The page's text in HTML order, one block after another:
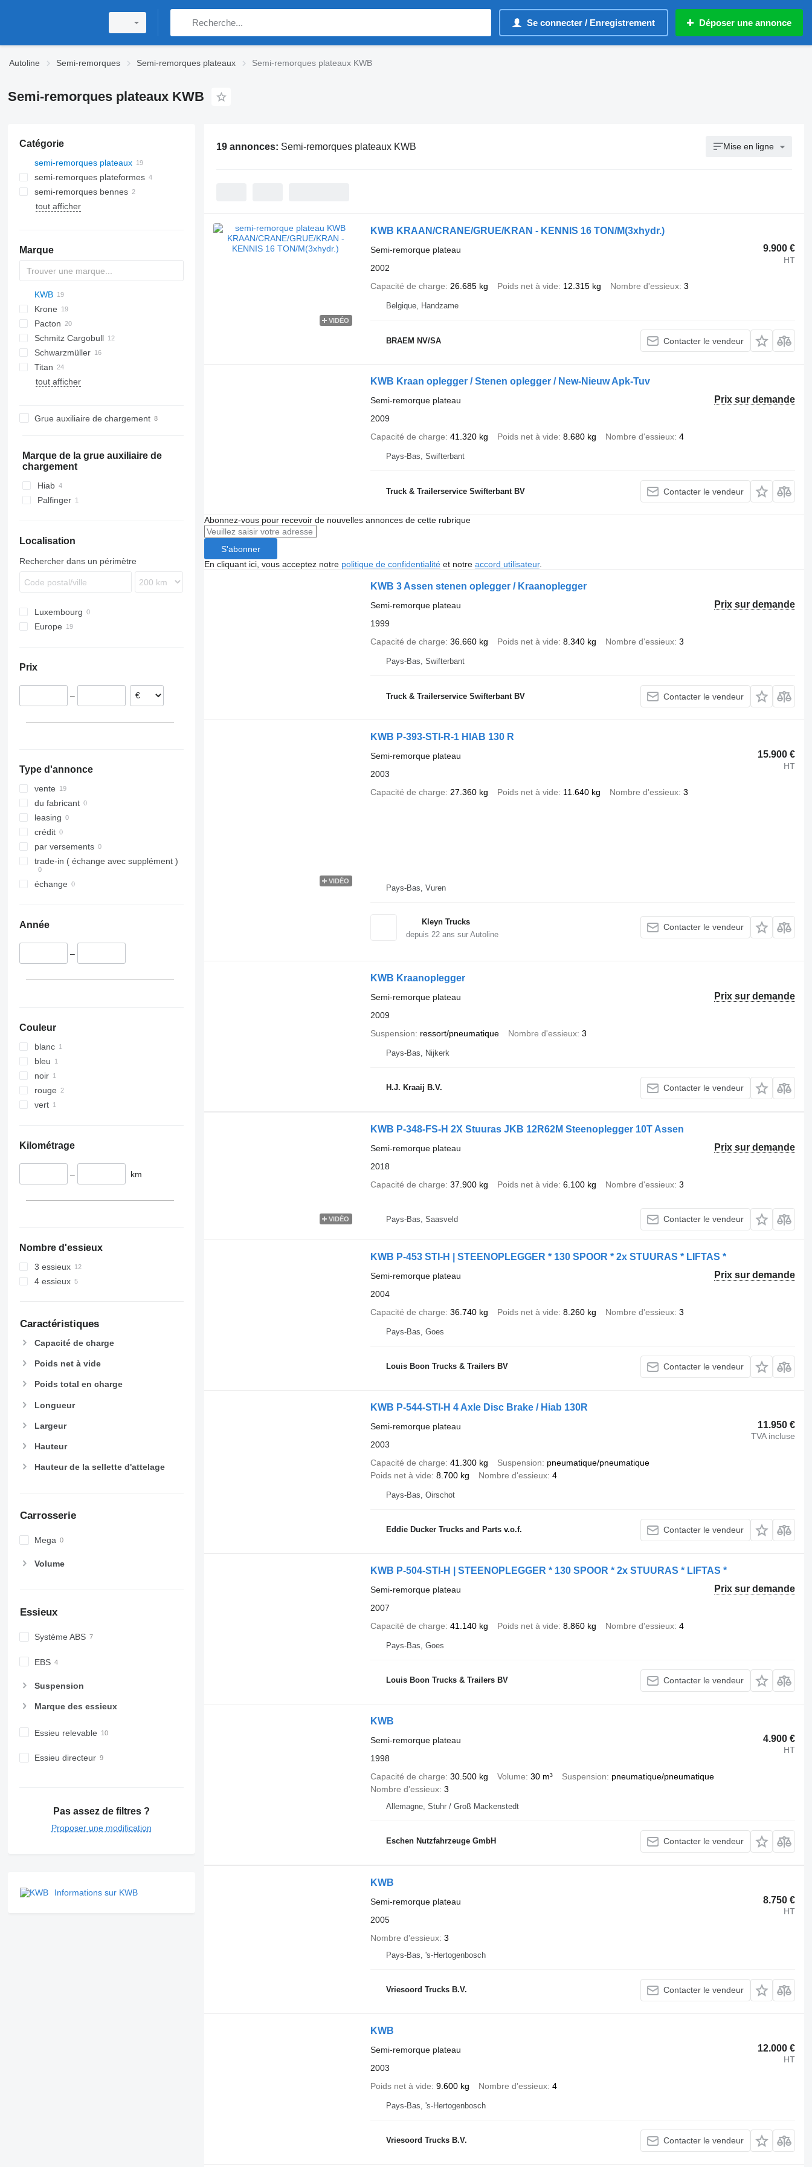
Se connecter / Enregistrement Déposer une annonce
Autoline Semi-remorques Semi-remorques plateaux Semi-remorques plateaux KWB
Semi-remorques plateaux KWB
Catégorie
semi-remorques plateaux
semi-remorques plateformes
semi-remorques bennes
tout afficher
Marque
PS
2 series
TXA
SDS
SZS
FLO
DRO
KWB
D-series
SP
Krone
SD
SDP
SZ
S 24
SN
O-3
MPS
SPL
OVB
Pacton
T-series
TPD
TXD
NV
Schmitz Cargobull
S-series
SCB
SCS
Schwarzmüller
S1
SPA
Titan
VHLO
VO
NS
D-series
tout afficher
Grue auxiliaire de chargement
Marque de la grue auxiliaire de
chargement
Hiab
Palfinger
Localisation
Rechercher dans un périmètre
Luxembourg
Europe
Prix
–
Type d'annonce
vente
du fabricant
leasing
crédit
par versements
trade-in ( échange avec supplément )
échange
Année
–
Couleur
blanc
bleu
noir
rouge
vert
Kilométrage
– km
Nombre d'essieux
3 essieux
4 essieux
Caractéristiques
Capacité de charge
Poids net à vide
Poids total en charge
Longueur
Largeur
Hauteur
Hauteur de la sellette d'attelage
Carrosserie
Mega
Volume
Essieux
Système ABS
EBS
Suspension
Marque des essieux
Essieu relevable
Essieu directeur
Pas assez de filtres ?
Proposer une modification
Informations sur KWB
19 annonces: Semi-remorques plateaux KWB Mise en ligne
VIDÉO
KWB KRAAN/CRANE/GRUE/KRAN - KENNIS 16 TON/M(3xhydr.)
9.900 €
HT
Semi-remorque plateau
2002
Capacité de charge
26.685 kg Poids net à vide 12.315 kg Nombre d'essieux 3
Belgique, Handzame
BRAEM NV/SA Contacter le vendeur
KWB Kraan oplegger / Stenen oplegger / New-Nieuw Apk-Tuv
Prix sur demande
Semi-remorque plateau
2009
Capacité de charge 41.320 kg Poids net à vide 8.680 kg Nombre d'essieux 4
Pays-Bas, Swifterbant
Truck & Trailerservice Swifterbant BV Contacter le vendeur
Abonnez-vous pour recevoir de nouvelles annonces de cette rubrique
S'abonner
En cliquant ici, vous acceptez notre politique de confidentialitéet notre accord utilisateur.
KWB 3 Assen stenen oplegger / Kraanoplegger
Prix sur demande
Semi-remorque plateau
1999
Capacité de charge 36.660 kg Poids net à vide 8.340 kg Nombre d'essieux 3
Pays-Bas, Swifterbant
Truck & Trailerservice Swifterbant BV Contacter le vendeur
VIDÉO
KWB P-393-STI-R-1 HIAB 130 R
15.900 €
HT
Semi-remorque plateau
2003
Capacité de charge
27.360 kg Poids net à vide 11.640 kg Nombre d'essieux 3
Pays-Bas, Vuren
Kleyn Trucks
depuis 22ans sur Autoline
Contacter le vendeur
KWB Kraanoplegger
Prix sur demande
Semi-remorque plateau
2009
Suspension
ressort/pneumatique Nombre d'essieux 3
Pays-Bas, Nijkerk
H.J. Kraaij B.V. Contacter le vendeur
VIDÉO
KWB P-348-FS-H 2X Stuuras JKB 12R62M Steenoplegger 10T Assen
Prix sur demande
Semi-remorque plateau
2018
Capacité de charge 37.900 kg Poids net à vide 6.100 kg Nombre d'essieux 3
Pays-Bas, Saasveld Contacter le vendeur
KWB P-453 STI-H | STEENOPLEGGER * 130 SPOOR * 2x STUURAS * LIFTAS *
Prix sur demande
Semi-remorque plateau
2004
Capacité de charge 36.740 kg Poids net à vide 8.260 kg Nombre d'essieux 3
Pays-Bas, Goes
Louis Boon Trucks & Trailers BV Contacter le vendeur
KWB P-544-STI-H 4 Axle Disc Brake / Hiab 130R
11.950 €
TVA incluse
Semi-remorque plateau
2003
Capacité de charge 41.300 kg Suspension
pneumatique/pneumatique
Poids net à vide 8.700 kg Nombre d'essieux 4
Pays-Bas, Oirschot
Eddie Ducker Trucks and Parts v.o.f. Contacter le vendeur
KWB P-504-STI-H | STEENOPLEGGER * 130 SPOOR * 2x STUURAS * LIFTAS *
Prix sur demande
Semi-remorque plateau
2007
Capacité de charge 41.140 kg Poids net à vide 8.860 kg Nombre d'essieux 4
Pays-Bas, Goes
Louis Boon Trucks & Trailers BV Contacter le vendeur
KWB
4.900 €
HT
Semi-remorque plateau
1998
Capacité de charge 30.500 kg Volume 30 m³ Suspension
pneumatique/pneumatique
Nombre d'essieux 3
Allemagne, Stuhr / Groß Mackenstedt
Eschen Nutzfahrzeuge GmbH Contacter le vendeur
KWB
8.750 €
HT
Semi-remorque plateau
2005
Nombre d'essieux 3
Pays-Bas, 's-Hertogenbosch
Vriesoord Trucks B.V. Contacter le vendeur
KWB
12.000 €
HT
Semi-remorque plateau
2003
Poids net à vide 9.600 kg Nombre d'essieux 4
Pays-Bas, 's-Hertogenbosch
Vriesoord Trucks B.V. Contacter le vendeur